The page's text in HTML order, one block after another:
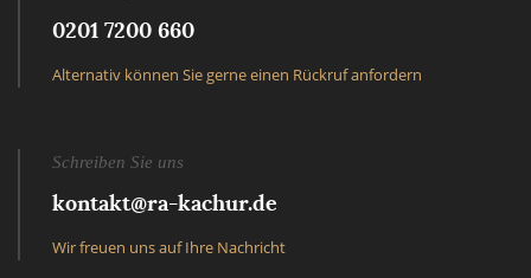
0201 7200 660
Alternativ können Sie gerne einen Rückruf anfordern
Schreiben Sie uns
kontakt@ra-kachur.de
Wir freuen uns auf Ihre Nachricht